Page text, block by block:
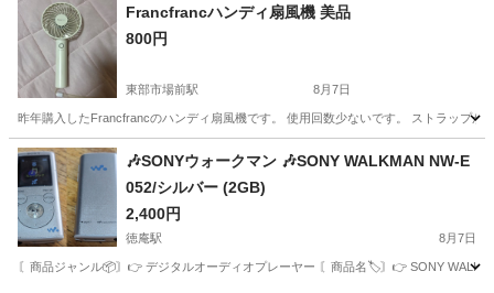
Francfrancハンディ扇風機 美品
800円
東部市場前駅 8月7日
昨年購入したFrancfrancのハンディ扇風機です。 使用回数少ないです。 ストラップ
大阪 大阪市 東部市場前駅 季節、空調家電
🎶SONYウォークマン 🎶SONY WALKMAN NW-E
052/シルバー (2GB)
2,400円
徳庵駅 8月7日
〘商品ジャンル📦〙👉️ デジタルオーディオプレーヤー 〘商品名🏷️〙👉️